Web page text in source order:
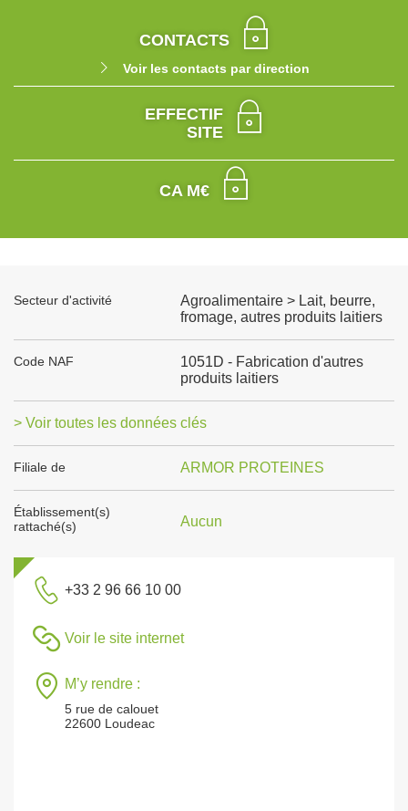
CONTACTS
Voir les contacts par direction
EFFECTIF
SITE
CA M€
Secteur d'activité
Agroalimentaire > Lait, beurre,
fromage, autres produits laitiers
Code NAF
1051D - Fabrication d'autres
produits laitiers
> Voir toutes les données clés
Filiale de ARMOR PROTEINES
Établissement(s)
rattaché(s)
Aucun
+33 2 96 66 10 00
Voir le site internet
M’y rendre :
5 rue de calouet
22600 Loudeac